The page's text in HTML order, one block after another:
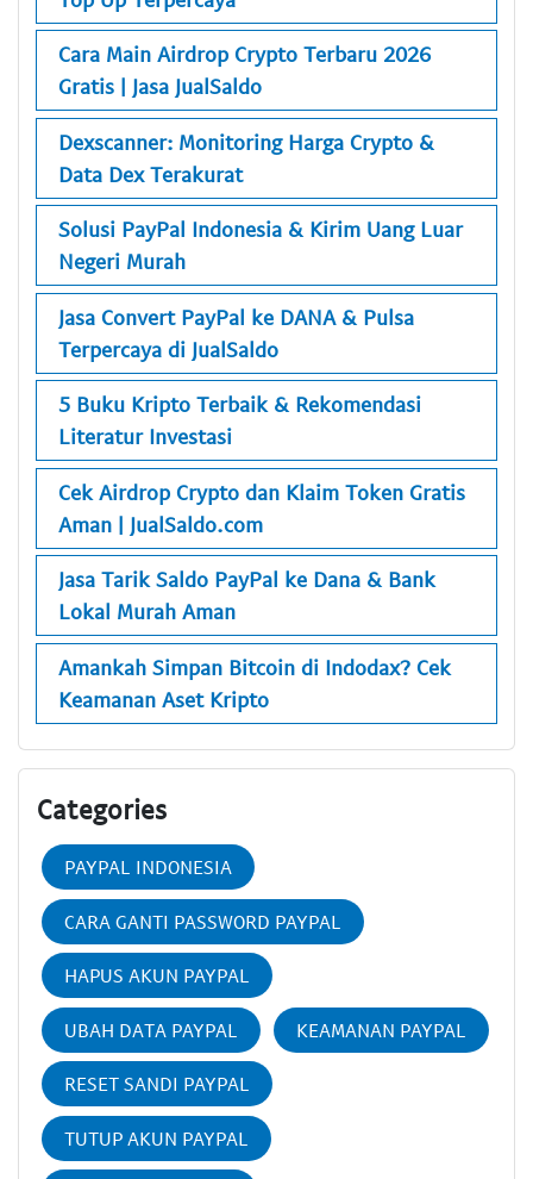
Cara Main Airdrop Crypto Terbaru 2026
Gratis | Jasa JualSaldo
Dexscanner: Monitoring Harga Crypto &
Data Dex Terakurat
Solusi PayPal Indonesia & Kirim Uang Luar
Negeri Murah
Jasa Convert PayPal ke DANA & Pulsa
Terpercaya di JualSaldo
5 Buku Kripto Terbaik & Rekomendasi
Literatur Investasi
Cek Airdrop Crypto dan Klaim Token Gratis
Aman | JualSaldo.com
Jasa Tarik Saldo PayPal ke Dana & Bank
Lokal Murah Aman
Amankah Simpan Bitcoin di Indodax? Cek
Keamanan Aset Kripto
Categories
PAYPAL INDONESIA
CARA GANTI PASSWORD PAYPAL
HAPUS AKUN PAYPAL
UBAH DATA PAYPAL KEAMANAN PAYPAL
RESET SANDI PAYPAL
TUTUP AKUN PAYPAL